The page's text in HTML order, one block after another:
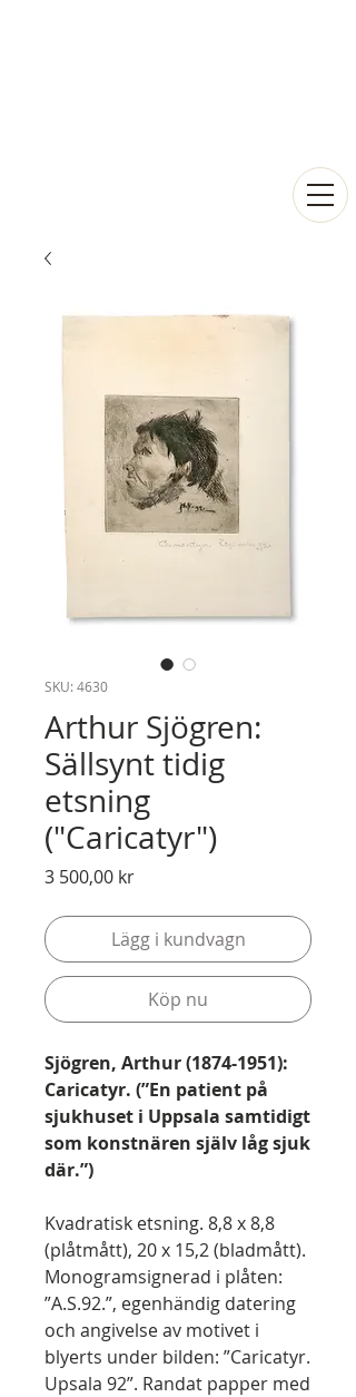
SKU: 4630
Arthur Sjögren:
Sällsynt tidig
etsning
("Caricatyr")
3 500,00 krPris
Lägg i kundvagn
Köp nu
Sjögren, Arthur (1874-1951):
Caricatyr. (”En patient på
sjukhuset i Uppsala samtidigt
som konstnären själv låg sjuk
där.”)
Kvadratisk etsning. 8,8 x 8,8
(plåtmått), 20 x 15,2 (bladmått).
Monogramsignerad i plåten:
”A.S.92.”, egenhändig datering
och angivelse av motivet i
blyerts under bilden: ”Caricatyr.
Upsala 92”. Randat papper med